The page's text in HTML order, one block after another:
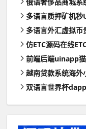
多语言质押矿机秒U系
多语言外汇虚拟币
仿ETC源码在线
前端后端uinapp猫大大养猫工具
越南贷款系统海外
双语言世界杯dapp区块链